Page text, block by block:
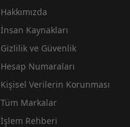
Hakkımızda
İnsan Kaynakları
Gizlilik ve Güvenlik
Hesap Numaraları
Kişisel Verilerin Korunması
Tüm Markalar
İşlem Rehberi